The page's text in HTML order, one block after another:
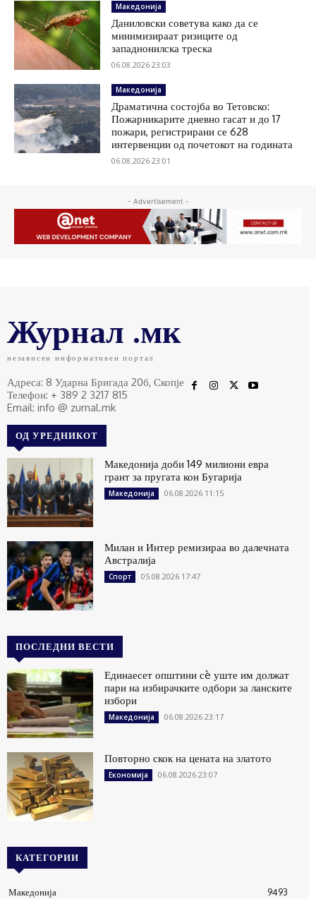
Македонија
Даниловски советува како да се
минимизираат ризиците од
западнонилска треска
06.08.2026 23:03
Македонија
Драматична состојба во Тетовско:
Пожарникарите дневно гасат и до 17
пожари, регистрирани се 628
интервенции од почетокот на годината
06.08.2026 23:01
- Advertisement -
Журнал .мк
независен информативен портал
Адреса: 8 Ударна Бригада 20б, Скопје
Телефон: + 389 2 3217 815
Email: info @ zurnal.mk
ОД УРЕДНИКОТ
Македонија доби 149 милиони евра
грант за пругата кон Бугарија
Македонија 06.08.2026 11:15
Милан и Интер ремизираа во далечната
Австралија
Спорт 05.08.2026 17:47
ПОСЛЕДНИ ВЕСТИ
Единаесет општини сè уште им должат
пари на избирачките одбори за ланските
избори
Македонија 06.08.2026 23:17
Повторно скок на цената на златото
Економија 06.08.2026 23:07
КАТЕГОРИИ
Македонија 9493